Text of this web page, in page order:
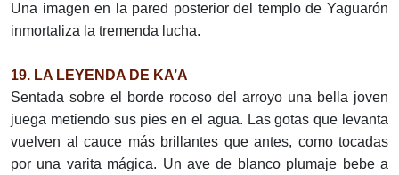
Una imagen en la pared posterior del templo de Yaguarón
inmortaliza la tremenda lucha.
19. LA LEYENDA DE KA’A
Sentada sobre el borde rocoso del arroyo una bella joven
juega metiendo sus pies en el agua. Las gotas que levanta
vuelven al cauce más brillantes que antes, como tocadas
por una varita mágica. Un ave de blanco plumaje bebe a